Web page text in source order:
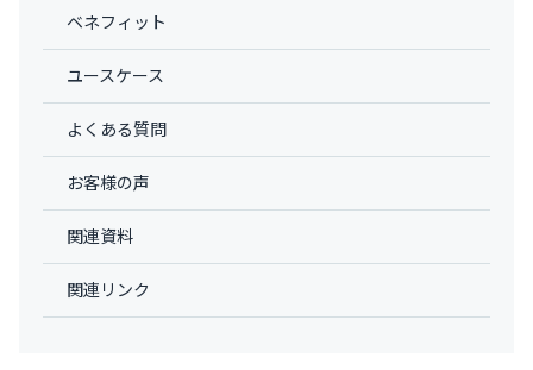
ベネフィット
ユースケース
よくある質問
お客様の声
関連資料
関連リンク